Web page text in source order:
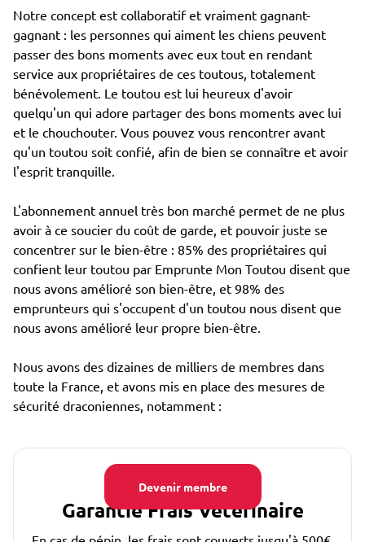
Devenir membre
Notre concept est collaboratif et vraiment gagnant-
gagnant : les personnes qui aiment les chiens peuvent
passer des bons moments avec eux tout en rendant
service aux propriétaires de ces toutous, totalement
bénévolement. Le toutou est lui heureux d'avoir
quelqu'un qui adore partager des bons moments avec lui
et le chouchouter. Vous pouvez vous rencontrer avant
qu'un toutou soit confié, afin de bien se connaître et avoir
l'esprit tranquille.
L'abonnement annuel très bon marché permet de ne plus
avoir à ce soucier du coût de garde, et pouvoir juste se
concentrer sur le bien-être : 85% des propriétaires qui
confient leur toutou par Emprunte Mon Toutou disent que
nous avons amélioré son bien-être, et 98% des
emprunteurs qui s'occupent d'un toutou nous disent que
nous avons amélioré leur propre bien-être.
Nous avons des dizaines de milliers de membres dans
toute la France, et avons mis en place des mesures de
sécurité draconiennes, notamment :
Garantie Frais Vétérinaire